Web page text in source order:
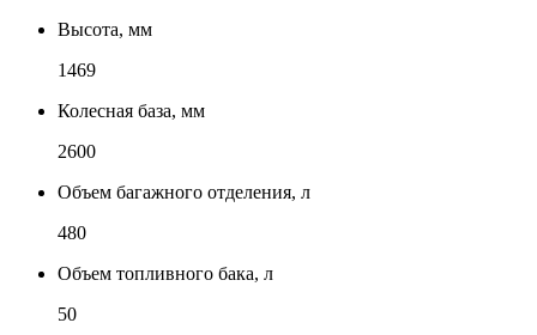
Высота, мм
1469
Колесная база, мм
2600
Объем багажного отделения, л
480
Объем топливного бака, л
50